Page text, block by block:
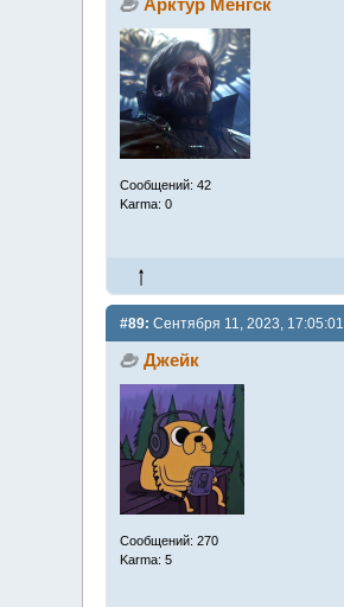
Сообщений: 42
Karma: 0
#89: Сентября 11, 2023, 17:05:01
Джейк
Сообщений: 270
Karma: 5